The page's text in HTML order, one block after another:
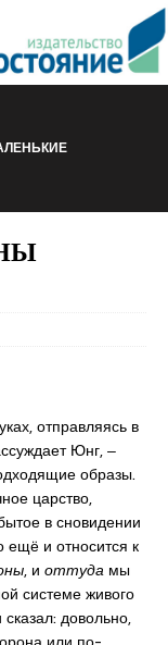
отправляясь в
Юнг, ‒
образы.
царство,
в сновидении
ещё и относится к
, и оттуда мы
системе живого
довольно,